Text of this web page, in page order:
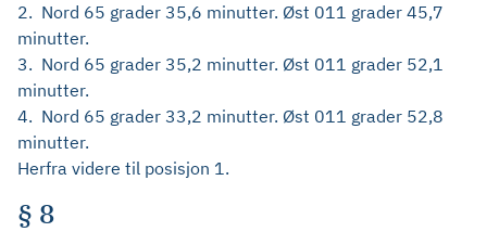
2. Nord 65 grader 35,6 minutter. Øst 011 grader 45,7
minutter.
3. Nord 65 grader 35,2 minutter. Øst 011 grader 52,1
minutter.
4. Nord 65 grader 33,2 minutter. Øst 011 grader 52,8
minutter.
Herfra videre til posisjon 1.
§ 8